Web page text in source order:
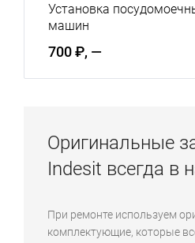
Установка
машин
700 ₽, —
Оригинальные
Indesit всегда в
При ремонте используем
комплектующие, которые